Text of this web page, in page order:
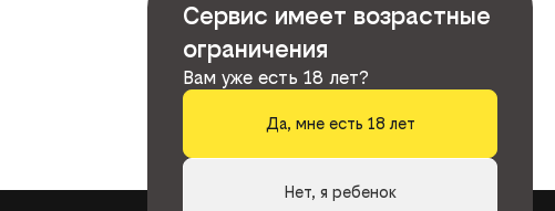
Сервис имеет возрастные
ограничения
Вам уже есть 18 лет?
Да, мне есть 18 лет
Нет, я ребенок